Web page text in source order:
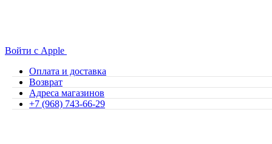
Войти с Apple
Оплата и доставка
Возврат
Адреса магазинов
+7 (968) 743-66-29